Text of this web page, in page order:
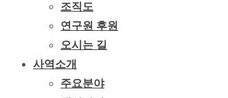
조직도
연구원 후원
오시는 길
사역소개
주요분야